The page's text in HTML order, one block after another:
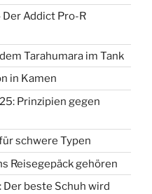
Der Addict Pro-R
Tarahumara im Tank
in Kamen
Prinzipien gegen
schwere Typen
Reisegepäck gehören
Der beste Schuh wird